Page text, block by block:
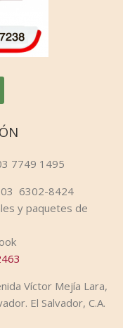
7749 1495
6302-8424
y paquetes de
Víctor Mejía Lara,
El Salvador, C.A.